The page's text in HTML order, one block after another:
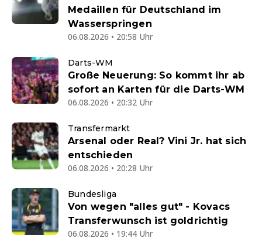
Medaillen für Deutschland im
Wasserspringen
06.08.2026 • 20:58 Uhr
Darts-WM
Große Neuerung: So kommt ihr ab
sofort an Karten für die Darts-WM
06.08.2026 • 20:32 Uhr
Transfermarkt
Arsenal oder Real? Vini Jr. hat sich
entschieden
06.08.2026 • 20:28 Uhr
Bundesliga
Von wegen "alles gut" - Kovacs
Transferwunsch ist goldrichtig
06.08.2026 • 19:44 Uhr